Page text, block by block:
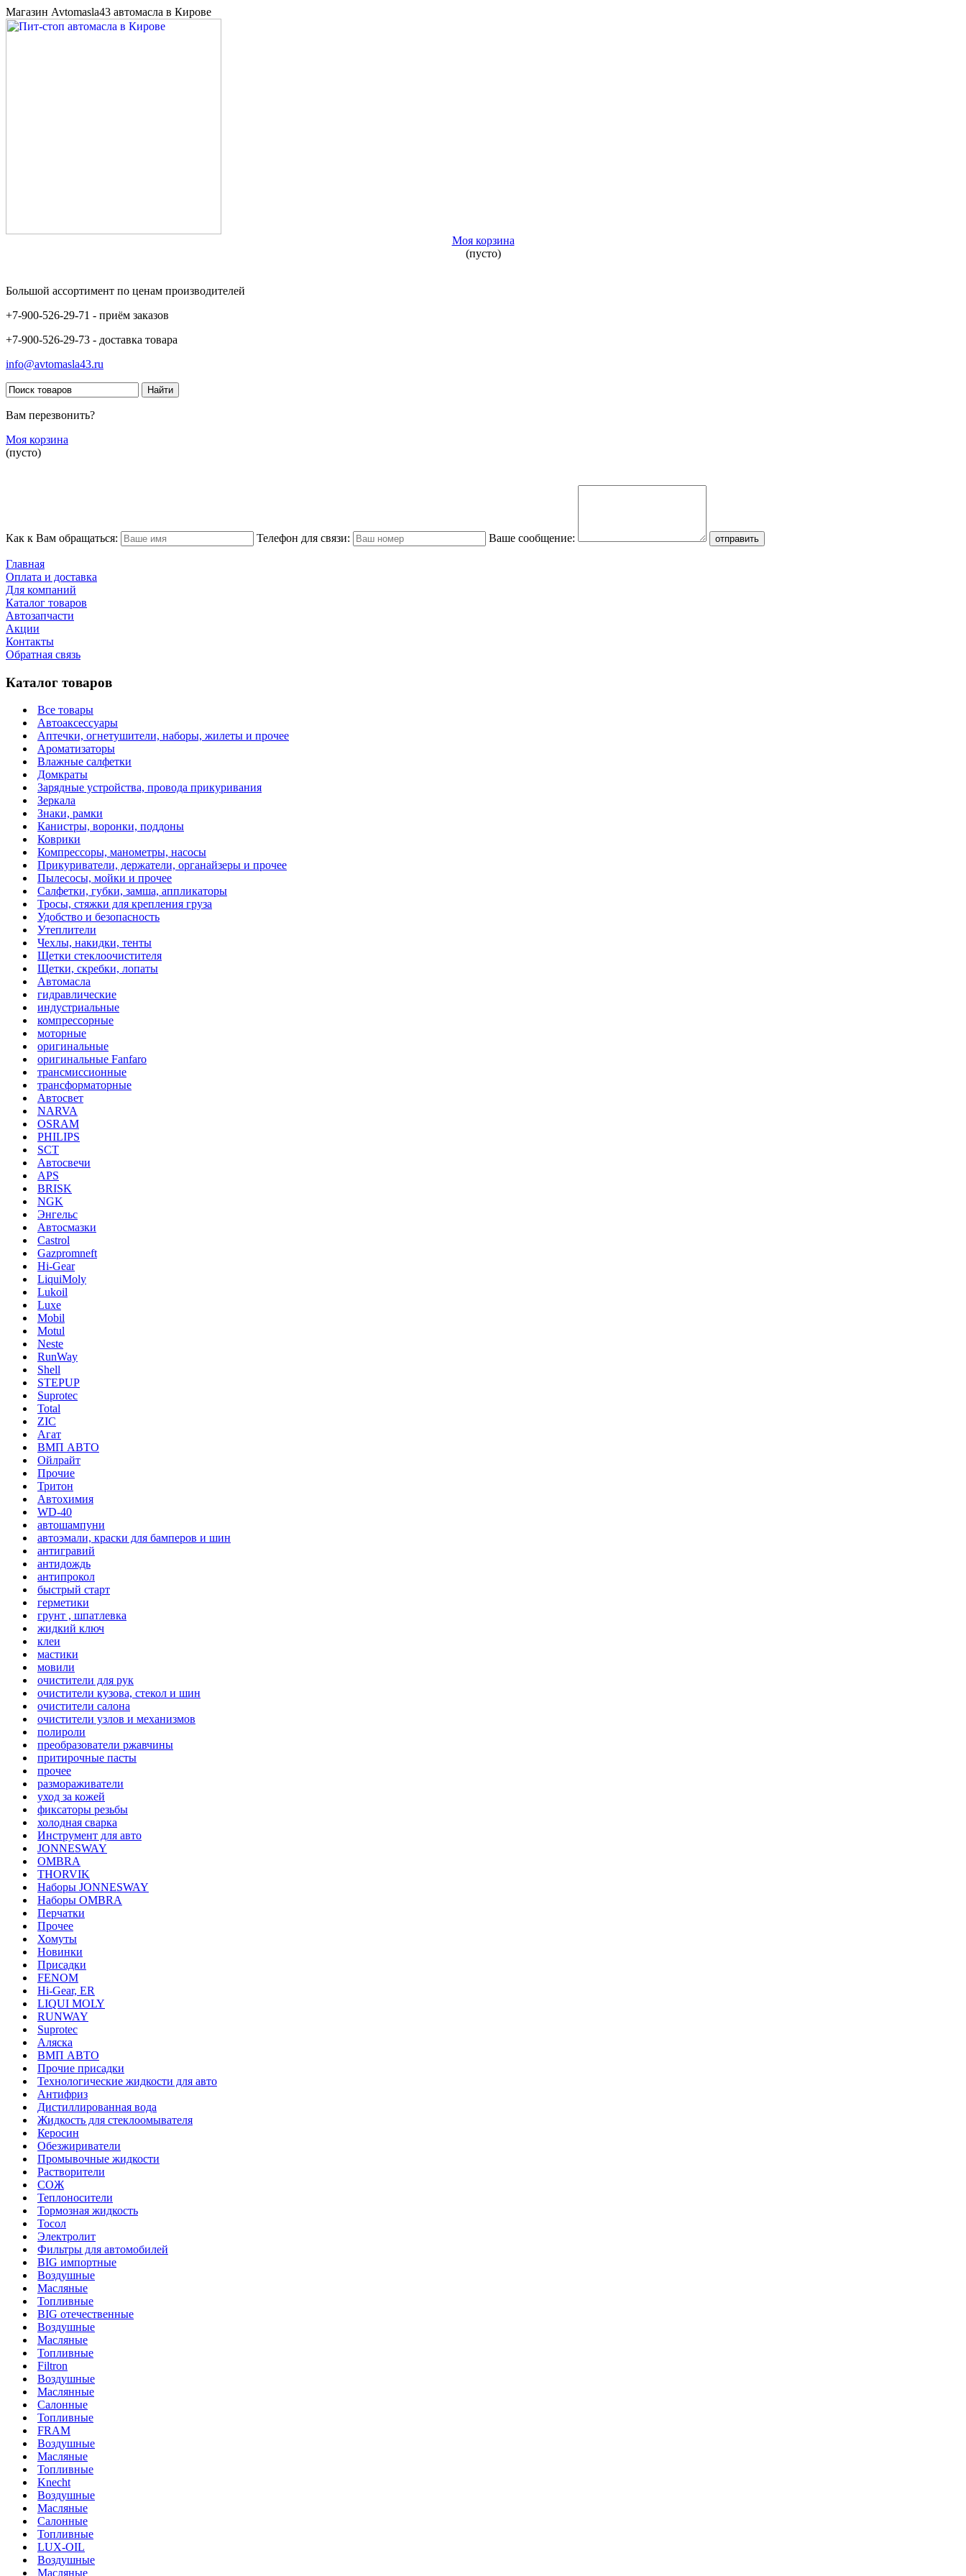
Магазин Avtomasla43 автомасла в Кирове
Моя корзина
(пусто)
Большой ассортимент по ценам производителей
+7-900-526-29-71 - приём заказов
+7-900-526-29-73 - доставка товара
info@avtomasla43.ru
Вам перезвонить?
Моя корзина
(пусто)
Как к Вам обращаться: Телефон для связи: Ваше сообщение:
Главная
Оплата и доставка
Для компаний
Каталог товаров
Автозапчасти
Акции
Контакты
Обратная связь
Каталог товаров
Все товары
Автоаксессуары
Аптечки, огнетушители, наборы, жилеты и прочее
Ароматизаторы
Влажные салфетки
Домкраты
Зарядные устройства, провода прикуривания
Зеркала
Знаки, рамки
Канистры, воронки, поддоны
Коврики
Компрессоры, манометры, насосы
Прикуриватели, держатели, органайзеры и прочее
Пылесосы, мойки и прочее
Салфетки, губки, замша, аппликаторы
Тросы, стяжки для крепления груза
Удобство и безопасность
Утеплители
Чехлы, накидки, тенты
Щетки стеклоочистителя
Щетки, скребки, лопаты
Автомасла
гидравлические
индустриальные
компрессорные
моторные
оригинальные
оригинальные Fanfaro
трансмиссионные
трансформаторные
Автосвет
NARVA
OSRAM
PHILIPS
SCT
Автосвечи
APS
BRISK
NGK
Энгельс
Автосмазки
Castrol
Gazpromneft
Hi-Gear
LiquiMoly
Lukoil
Luxe
Mobil
Motul
Neste
RunWay
Shell
STEPUP
Suprotec
Total
ZIC
Агат
ВМП АВТО
Ойлрайт
Прочие
Тритон
Автохимия
WD-40
автошампуни
автоэмали, краски для бамперов и шин
антигравий
антидождь
антипрокол
быстрый старт
герметики
грунт , шпатлевка
жидкий ключ
клеи
мастики
мовили
очистители для рук
очистители кузова, стекол и шин
очистители салона
очистители узлов и механизмов
полироли
преобразователи ржавчины
притирочные пасты
прочее
размораживатели
уход за кожей
фиксаторы резьбы
холодная сварка
Инструмент для авто
JONNESWAY
OMBRA
THORVIK
Наборы JONNESWAY
Наборы OMBRA
Перчатки
Прочее
Хомуты
Новинки
Присадки
FENOM
Hi-Gear, ER
LIQUI MOLY
RUNWAY
Suprotec
Аляска
ВМП АВТО
Прочие присадки
Технологические жидкости для авто
Антифриз
Дистиллированная вода
Жидкость для стеклоомывателя
Керосин
Обезжириватели
Промывочные жидкости
Растворители
СОЖ
Теплоносители
Тормозная жидкость
Тосол
Электролит
Фильтры для автомобилей
BIG импортные
Воздушные
Масляные
Топливные
BIG отечественные
Воздушные
Масляные
Топливные
Filtron
Воздушные
Маслянные
Салонные
Топливные
FRAM
Воздушные
Масляные
Топливные
Knecht
Воздушные
Масляные
Салонные
Топливные
LUX-OIL
Воздушные
Масляные